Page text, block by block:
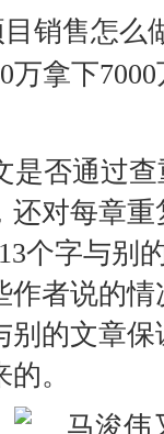
是否通过
还对每章
个字与别
作者说的
的文章
。